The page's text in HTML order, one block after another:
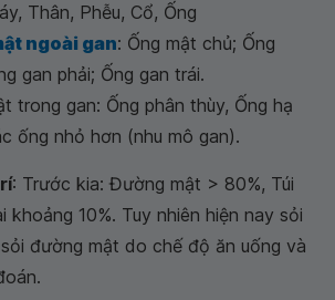
Thân, Phễu, Cổ, Ống
ngoài gan: Ống mật chủ; Ống
gan phải; Ống gan trái.
trong gan: Ống phân thùy, Ống hạ
ống nhỏ hơn (nhu mô gan).
: Trước kia: Đường mật > 80%, Túi
khoảng 10%. Tuy nhiên hiện nay sỏi
đường mật do chế độ ăn uống và